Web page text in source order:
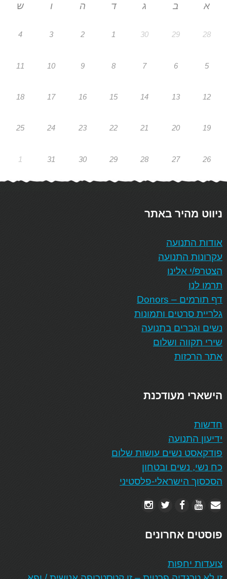
א ב ג ד ה ו ש
28
29
30
1
2
3
4
5
6
7
8
9
10
11
12
13
14
15
16
17
18
19
20
21
22
23
24
25
26
27
28
29
30
31
1
ניווט מהיר באתר
אודות התנועה
עקרונות התנועה
הצטרפ/י אלינו
תרמו לנו
דף תורמים – Donors
גלריית סרטים ותמונות
נשים וגברים בתנועה
שירי תקווה ושלום
אתר הרכזות
הישארי מעודכנת
חדשות
ידיעון התנועה
פודקאסט נשים עושות שלום
כח נשי, נשים ובטחון
הסכסוך הישראלי-פלסטיני
פוסטים אחרונים
צועדות יחפות